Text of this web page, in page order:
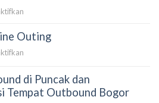
Baduy
Terbaik
Gathering
Perusahaan
di
Paket
2D1N
Outing
Hotline
Outing
di Puncak dan
Tempat Outbound Bogor